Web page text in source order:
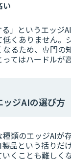
い
る」というエッジ
くありません。
るため、専門の
てはハードルが
ッジAIの選び方
類のエッジAIが
品という括りだ
くことも難しく